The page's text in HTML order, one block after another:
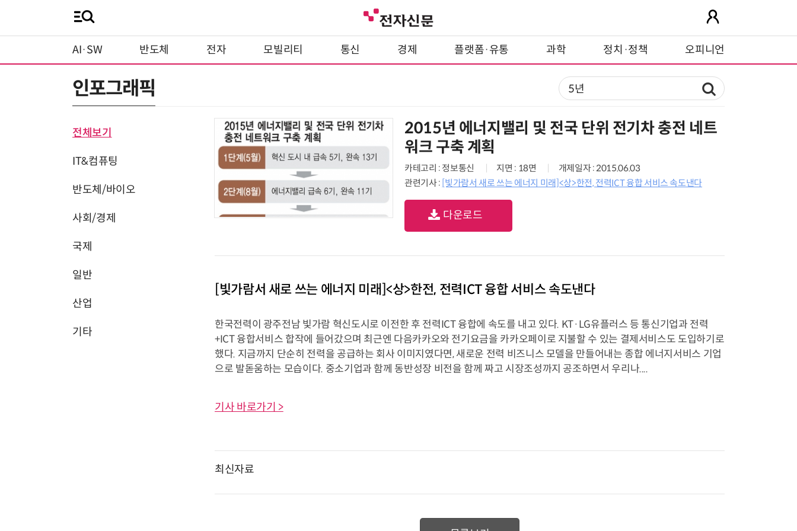
AI·SW 반도체 전자 모빌리티 통신 경제 플랫폼·유통 과학 정치·정책 오피니언
인포그래픽
전체보기
IT&컴퓨팅
반도체/바이오
사회/경제
국제
일반
산업
기타
2015년 에너지밸리 및 전국 단위 전기차 충전 네트
워크 구축 계획
카테고리 : 정보통신 지면 : 18면
개제일자 : 2015.06.03
관련기사 : [빛가람서 새로 쓰는 에너지 미래]<상>한전, 전력ICT 융합 서비스 속도낸다
다운로드
[빛가람서 새로 쓰는 에너지 미래]<상>한전, 전력ICT 융합 서비스 속도낸다
한국전력이 광주전남 빛가람 혁신도시로 이전한 후 전력ICT 융합에 속도를 내고 있다. KT·LG유플러스 등 통신기업과 전력
+ICT 융합서비스 합작에 들어갔으며 최근엔 다음카카오와 전기요금을 카카오페이로 지불할 수 있는 결제서비스도 도입하기로
했다. 지금까지 단순히 전력을 공급하는 회사 이미지였다면, 새로운 전력 비즈니스 모델을 만들어내는 종합 에너지서비스 기업
으로 발돋움하는 모습이다. 중소기업과 함께 동반성장 비전을 함께 짜고 시장조성까지 공조하면서 우리나....
기사 바로가기 >
최신자료